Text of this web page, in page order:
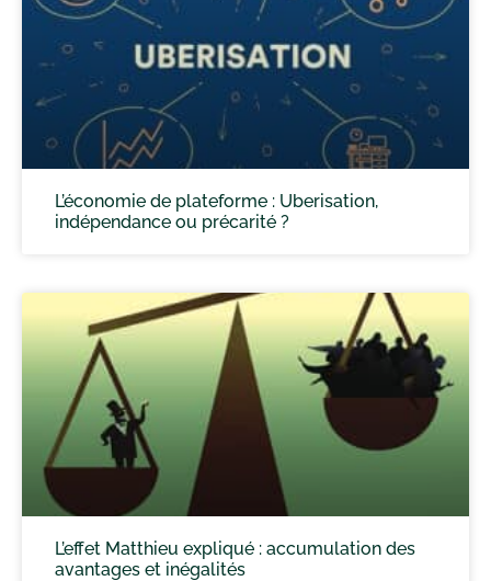
L’économie de plateforme : Uberisation,
indépendance ou précarité ?
L’effet Matthieu expliqué : accumulation des
avantages et inégalités